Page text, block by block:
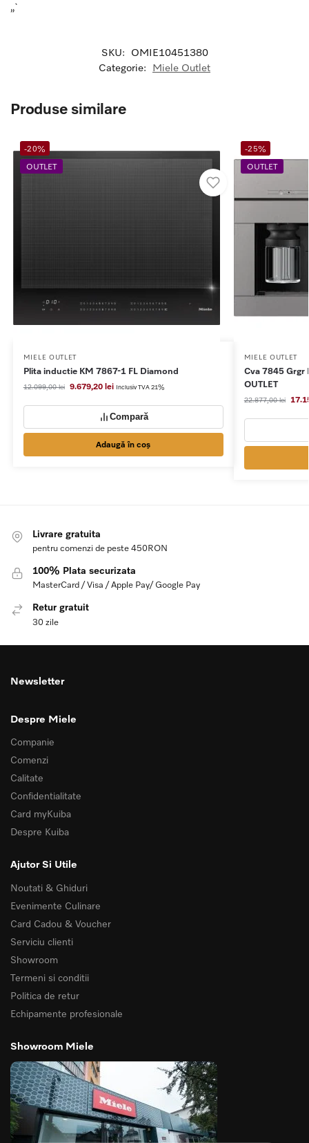
„`
SKU:
OMIE10451380
Categorie:
Miele Outlet
Produse similare
-20%
OUTLET
MIELE OUTLET
Plita inductie KM 7867-1 FL Diamond
12.099,00lei 9.679,20 lei Inclusiv TVA 21%
Compară
Adaugă în coș
-25%
OUTLET
MIELE OUTLET
Cva 7845 Grgr
OUTLET
22.877,00lei
Livrare gratuita
pentru comenzi de peste 450RON
100% Plata securizata
MasterCard / Visa / Apple Pay/ Google Pay
Retur gratuit
30 zile
Newsletter
Despre Miele
Companie
Comenzi
Calitate
Confidentialitate
Card myKuiba
Despre Kuiba
Ajutor Si Utile
Noutati & Ghiduri
Evenimente Culinare
Card Cadou & Voucher
Serviciu clienti
Showroom
Termeni si conditii
Politica de retur
Echipamente profesionale
Showroom Miele